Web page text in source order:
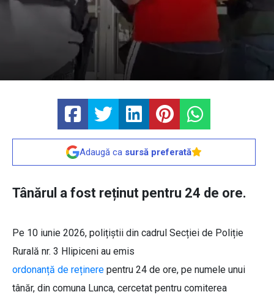
Adaugă ca sursă preferată
Tânărul a fost reținut pentru 24 de ore.
Pe 10 iunie 2026, polițiștii din cadrul Secției de Poliție
Rurală nr. 3 Hlipiceni au emis
ordonanță de reținere pentru 24 de ore, pe numele unui
tânăr, din comuna Lunca, cercetat pentru comiterea